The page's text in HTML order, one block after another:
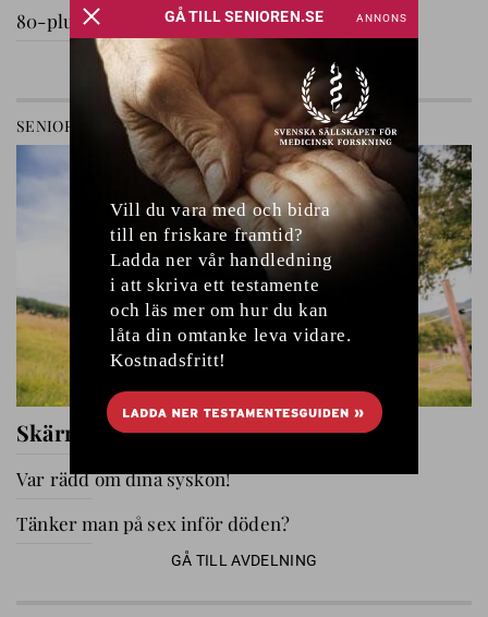
80-plussare på utflykt
GÅ TILL AVDELNING
SENIOREN RELATIONER
Skärmfri tid med barnbarnen
Var rädd om dina syskon!
Tänker man på sex inför döden?
GÅ TILL AVDELNING